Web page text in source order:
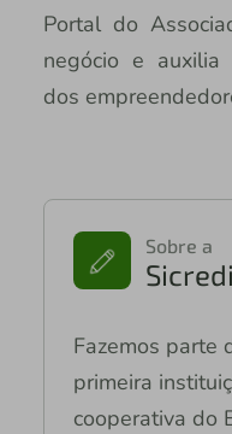
Portal do
negócio e auxilia
dos
Sobre a
Fazemos parte
primeira
cooperativa do